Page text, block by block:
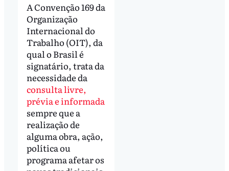
A Convenção 169 da
Organização
Internacional do
Trabalho (OIT), da
qual o Brasil é
signatário, trata da
necessidade da
consulta livre,
prévia e informada
sempre que a
realização de
alguma obra, ação,
política ou
programa afetar os